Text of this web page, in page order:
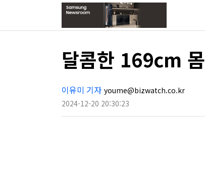
달콤한 169cm
이유미 기자 youme@bizwatch.co.kr
2024-12-20 20:30:23